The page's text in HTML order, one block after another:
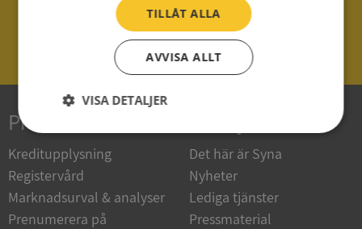
040 - 25 85 00
support@syna.se
Produkter
Kreditupplysning
Registervård
Marknadsurval & analyser
Prenumerera på
Det här är Syna
Nyheter
Lediga tjänster
Pressmaterial
TILLÅT ALLA
AVVISA ALLT
VISA DETALJER
Strikt
nödvändigt
Prestanda Inriktning
Funktioner Oklassificerade